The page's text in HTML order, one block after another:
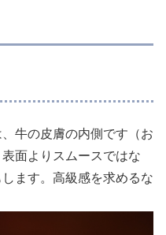
牛の皮膚の内側です（お
面よりスムースではな
ます。高級感を求めるな